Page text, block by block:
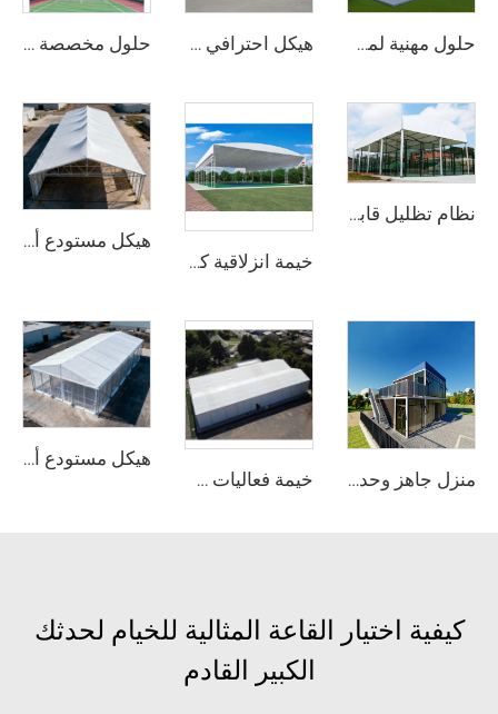
حلول مهنية لمكاتب الحاويات المعيارية | منزل جاهز قابل للفصل بمقاس 20 قدمًا و40 قدمًا، مُعبَّأ بشكل مسطّح ومزوَّد بعجلات للبنية التحتية في مواقع العمل هيكل احترافي لملاعب البادل المصنوع من الفولاذ والزجاج | غطاء خيمة رياضية خارجية مقاوم للماء مع غطاء ظلٍّ لمشاريع مرافق التنس حلول مخصصة لملاعب البادل البانورامية ذات الجدران الزجاجية | مظلة رياضية من الفولاذ والألمنيوم مزودة بغطاء ظليل لمشاريع العمل في جميع الأحوال الجوية
نظام تظليل قابل للتركيب لملاعب البدل | هيكل رياضي بانورامي عالي المتانة للاستخدام طوال العام
خيمة انزلاقية كهربائية مخصصة | معدات قابلة للتشغيل الآلي مصنوعة من البلاستيك المطاطي (PVC) متينة لمبنى ملاعب متعددة الأغراض
هيكل مستودع ألومنيوم متين جدًّا | خيمة تخزين صناعية ذات نطاق واضح للخدمات اللوجستية والتصنيع
منزل جاهز وحدوي في حاويات قابل للتجميع السريع | وحدة معيشية محمولة قابلة للطي للاستخدام السكني خيمة فعاليات حسب الطلب (OEM) مع طباعة الشعار | هيكل وحداتي قابل للتجميع السريع لمواقع الحفلات والمهرجانات الخارجية الكبيرة
هيكل مستودع ألومنيوم صناعي | حلّ تخزين دائم أو مؤقت ذي نطاق واسع
كيفية اختيار القاعة المثالية للخيام لحدثك
الكبير القادم